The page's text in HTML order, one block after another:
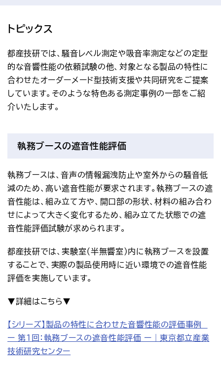
トピックス
都産技研では、騒音レベル測定や吸音率測定などの定型
的な音響性能の依頼試験の他、対象となる製品の特性に
合わせたオーダーメード型技術支援や共同研究をご提案
しています。そのような特色ある測定事例の一部をご紹
介いたします。
執務ブースの遮音性能評価
執務ブースは、音声の情報漏洩防止や室外からの騒音低
減のため、高い遮音性能が要求されます。執務ブースの遮
音性能は、組み立て方や、開口部の形状、材料の組み合わ
せによって大きく変化するため、組み立てた状態での遮
音性能評価試験が求められます。
都産技研では、実験室（半無響室）内に執務ブースを設置
することで、実際の製品使用時に近い環境での遮音性能
評価を実施しています。
▼詳細はこちら▼
【シリーズ】製品の特性に合わせた音響性能の評価事例
ー 第1回：執務ブースの遮音性能評価 ー｜東京都立産業
技術研究センター